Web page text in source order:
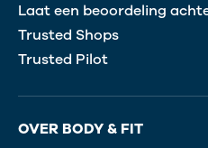
Laat een beoordeling
Trusted Shops
Trusted Pilot
OVER BODY & FIT